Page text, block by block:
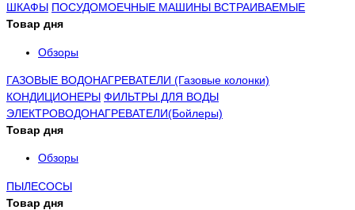
ШКАФЫ ПОСУДОМОЕЧНЫЕ МАШИНЫ ВСТРАИВАЕМЫЕ
Товар дня
Обзоры
ГАЗОВЫЕ ВОДОНАГРЕВАТЕЛИ (Газовые колонки)
КОНДИЦИОНЕРЫ ФИЛЬТРЫ ДЛЯ ВОДЫ
ЭЛЕКТРОВОДОНАГРЕВАТЕЛИ(Бойлеры)
Товар дня
Обзоры
ПЫЛЕСОСЫ
Товар дня